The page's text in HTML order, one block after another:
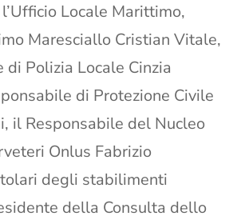
Locale Marittimo,
Maresciallo Cristian Vitale,
di Polizia Locale Cinzia
di Protezione Civile
il Responsabile del Nucleo
Onlus Fabrizio
degli stabilimenti
della Consulta dello